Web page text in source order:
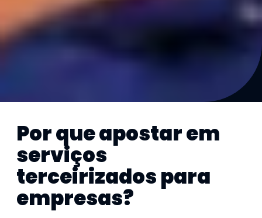
Por que apostar em
serviços
terceirizados para
empresas?